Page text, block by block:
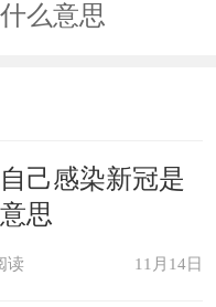
么意思
己感染新冠是
思
读 11月14日